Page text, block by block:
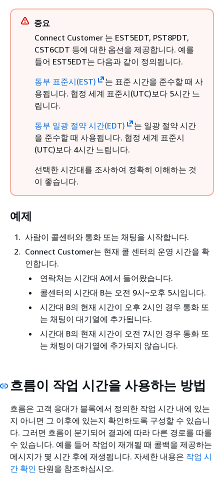
중요
Connect Customer 는 EST5EDT, PST8PDT,
CST6CDT 등에 대한 옵션을 제공합니다. 예를
들어 EST5EDT는 다음과 같이 정의됩니다.
동부 표준시(EST)
는 표준 시간을 준수할 때 사
용됩니다. 협정 세계 표준시(UTC)보다 5시간 느
립니다.
동부 일광 절약 시간(EDT)
는 일광 절약 시간
을 준수할 때 사용됩니다. 협정 세계 표준시
(UTC)보다 4시간 느립니다.
선택한 시간대를 조사하여 정확히 이해하는 것
이 좋습니다.
예제
사람이 콜센터와 통화 또는 채팅을 시작합니다.
Connect Customer는 현재 콜 센터의 운영 시간을 확
인합니다.
연락처는 시간대 A에서 들어왔습니다.
콜센터의 시간대 B는 오전 9시~오후 5시입니다.
시간대 B의 현재 시간이 오후 2시인 경우 통화 또
는 채팅이 대기열에 추가됩니다.
시간대 B의 현재 시간이 오전 7시인 경우 통화 또
는 채팅이 대기열에 추가되지 않습니다.
흐름이 작업 시간을 사용하는 방법
흐름은 고객 응대가 블록에서 정의한 작업 시간 내에 있는
지 아니면 그 이후에 있는지 확인하도록 구성할 수 있습니
다. 그러면 흐름이 분기되어 결과에 따라 다른 경로를 따를
수 있습니다. 예를 들어 작업이 재개될 때 콜백을 제공하는
메시지가 몇 시간 후에 재생됩니다. 자세한 내용은 작업 시
간 확인 단원을 참조하십시오.